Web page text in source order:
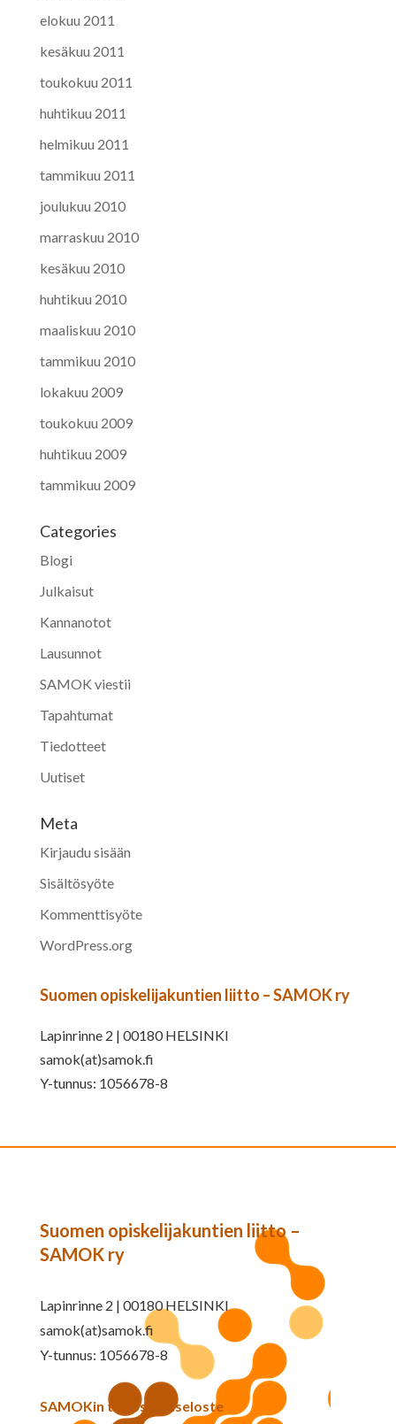
elokuu 2011
kesäkuu 2011
toukokuu 2011
huhtikuu 2011
helmikuu 2011
tammikuu 2011
joulukuu 2010
marraskuu 2010
kesäkuu 2010
huhtikuu 2010
maaliskuu 2010
tammikuu 2010
lokakuu 2009
toukokuu 2009
huhtikuu 2009
tammikuu 2009
Categories
Blogi
Julkaisut
Kannanotot
Lausunnot
SAMOK viestii
Tapahtumat
Tiedotteet
Uutiset
Meta
Kirjaudu sisään
Sisältösyöte
Kommenttisyöte
WordPress.org
Suomen opiskelijakuntien liitto – SAMOK ry
Lapinrinne 2 | 00180 HELSINKI
samok(at)samok.fi
Y-tunnus: 1056678-8
Suomen opiskelijakuntien liitto –
SAMOK ry
Lapinrinne 2 | 00180 HELSINKI
samok(at)samok.fi
Y-tunnus: 1056678-8
SAMOKin tietosuojaseloste